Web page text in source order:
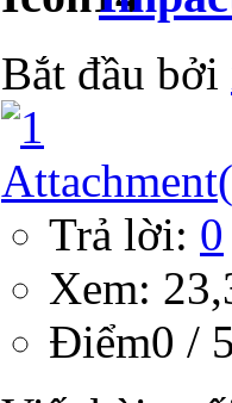
Bắt đầu bởi
Trả lời: 0
Xem:
Ðiểm0 / 5